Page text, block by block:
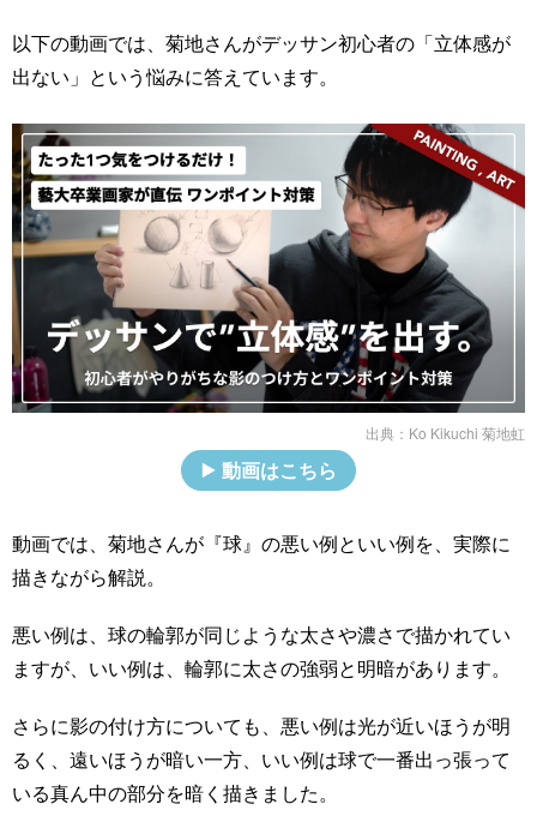
以下の動画では、菊地さんがデッサン初心者の「立体感が
出ない」という悩みに答えています。
出典： Ko Kikuchi 菊地虹
動画はこちら
動画では、菊地さんが『球』の悪い例といい例を、実際に
描きながら解説。
悪い例は、球の輪郭が同じような太さや濃さで描かれてい
ますが、いい例は、輪郭に太さの強弱と明暗があります。
さらに影の付け方についても、悪い例は光が近いほうが明
るく、遠いほうが暗い一方、いい例は球で一番出っ張って
いる真ん中の部分を暗く描きました。